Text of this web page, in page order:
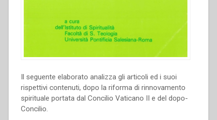
Il seguente elaborato analizza gli articoli ed i suoi
rispettivi contenuti, dopo la riforma di rinnovamento
spirituale portata dal Concilio Vaticano II e del dopo-
Concilio.